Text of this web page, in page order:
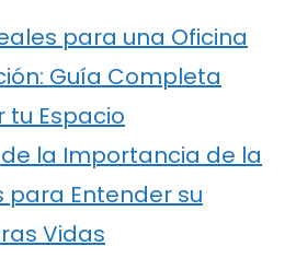
para una Oficina
Guía Completa
tu Espacio
la Importancia de la
para Entender su
Vidas